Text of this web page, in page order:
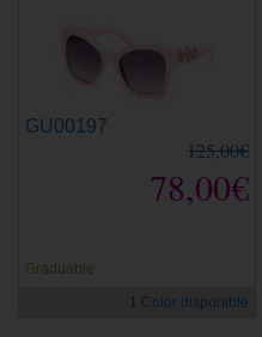
GU00197
125,00€
78,00€
Graduable
1 Color disponible